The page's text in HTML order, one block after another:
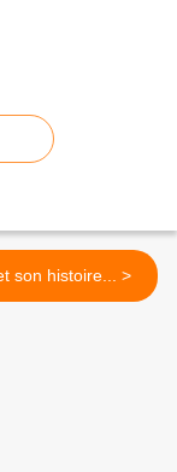
Bondy et son histoire... >